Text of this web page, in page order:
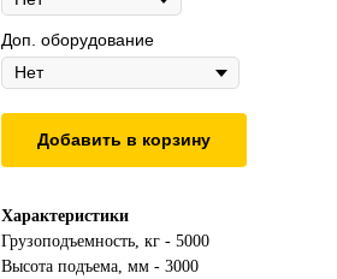
Доп. оборудование
Добавить в корзину
Характеристики
Грузоподъемность, кг - 5000
Высота подъема, мм - 3000